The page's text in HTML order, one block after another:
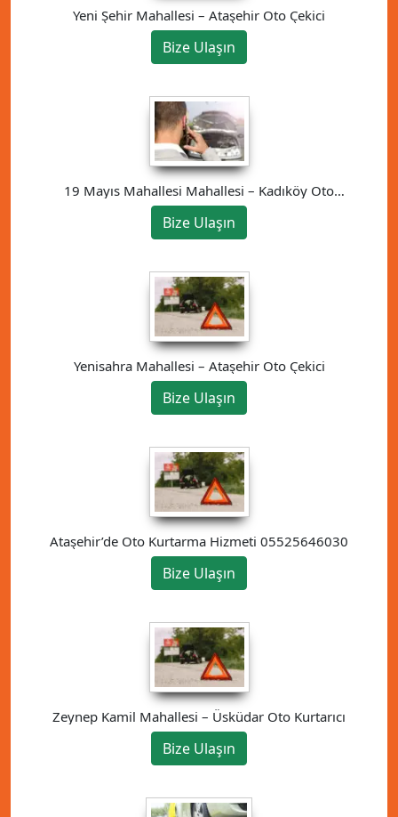
Yeni Şehir Mahallesi – Ataşehir Oto Çekici
Bize Ulaşın
19 Mayıs Mahallesi Mahallesi – Kadıköy Oto
Çekici
Bize Ulaşın
Yenisahra Mahallesi – Ataşehir Oto Çekici
Bize Ulaşın
Ataşehir’de Oto Kurtarma Hizmeti 05525646030
Bize Ulaşın
Zeynep Kamil Mahallesi – Üsküdar Oto Kurtarıcı
Bize Ulaşın